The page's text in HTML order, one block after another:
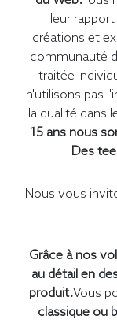
leur
créations et
communauté
traitée
n'utilisons pas
la qualité dans
15 ans nous
Des
Nous vous
Grâce à nos
au détail en
produit.Vous
classique ou